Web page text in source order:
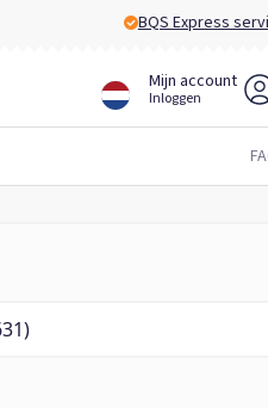
BQS Express
Mijn account
Inloggen